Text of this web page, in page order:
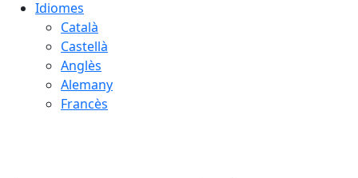
Idiomes
Català
Castellà
Anglès
Alemany
Francès